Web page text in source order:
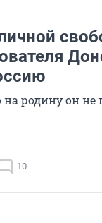
родину он не
10